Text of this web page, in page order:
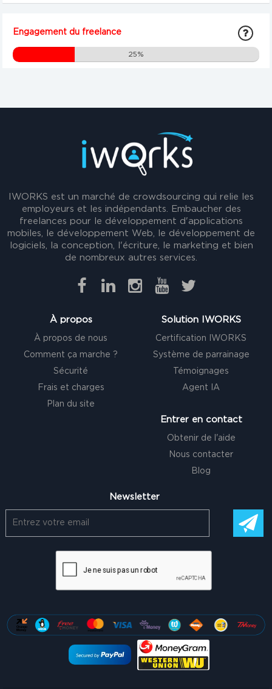
Engagement du freelance
25%
IWORKS est un marché de crowdsourcing qui relie les
employeurs et les indépendants. Embaucher des
freelances pour le développement d'applications
mobiles, le développement Web, le développement de
logiciels, la conception, l'écriture, le marketing et bien
de nombreux autres services.
À propos
À propos de nous
Comment ça marche ?
Sécurité
Frais et charges
Plan du site
Solution IWORKS
Certification IWORKS
Système de parrainage
Témoignages
Agent IA
Entrer en contact
Obtenir de l'aide
Nous contacter
Blog
Newsletter